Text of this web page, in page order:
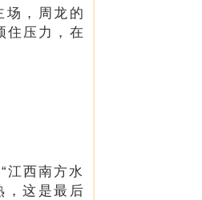
场，周龙的
住压力，在
江西南方水
，这是最后